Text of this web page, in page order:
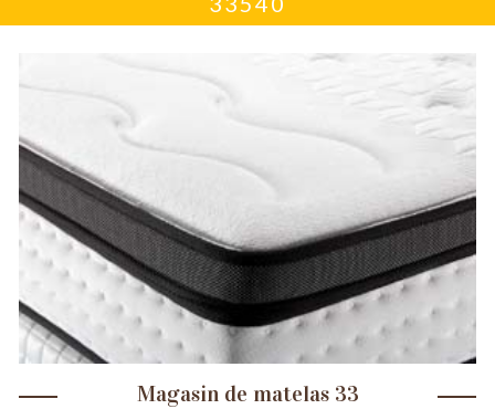
Magasin de matelas 33